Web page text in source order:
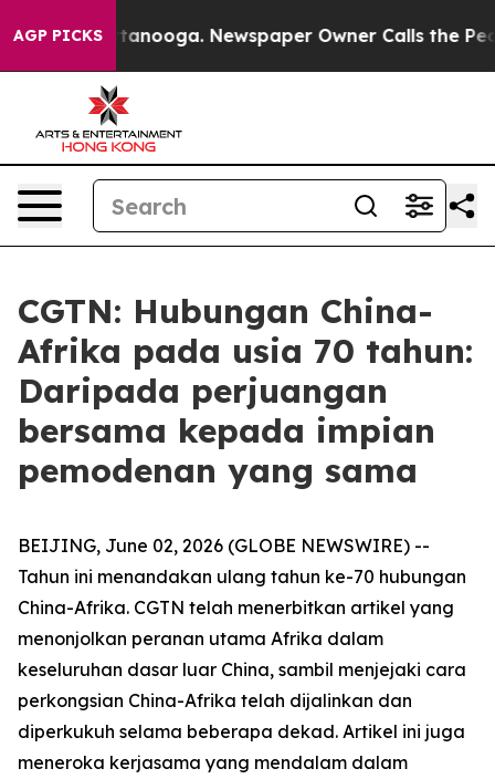
AGP PICKS
in Chattanooga. Newspaper Owner Calls the People
CGTN: Hubungan China-
Afrika pada usia 70 tahun:
Daripada perjuangan
bersama kepada impian
pemodenan yang sama
BEIJING, June 02, 2026 (GLOBE NEWSWIRE) --
Tahun ini menandakan ulang tahun ke-70 hubungan
China-Afrika. CGTN telah menerbitkan artikel yang
menonjolkan peranan utama Afrika dalam
keseluruhan dasar luar China, sambil menjejaki cara
perkongsian China-Afrika telah dijalinkan dan
diperkukuh selama beberapa dekad. Artikel ini juga
meneroka kerjasama yang mendalam dalam